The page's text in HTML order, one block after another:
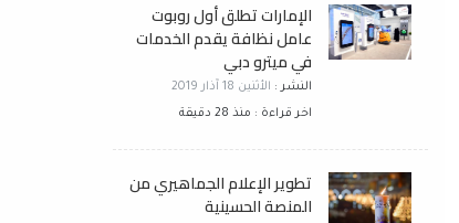
الإمارات تطلق أول روبوت
عامل نظافة يقدم الخدمات
في ميترو دبي
النشر : الأثنين 18 آذار 2019
اخر قراءة : منذ 28 دقيقة
تطوير الإعلام الجماهيري من
المنصة الحسينية